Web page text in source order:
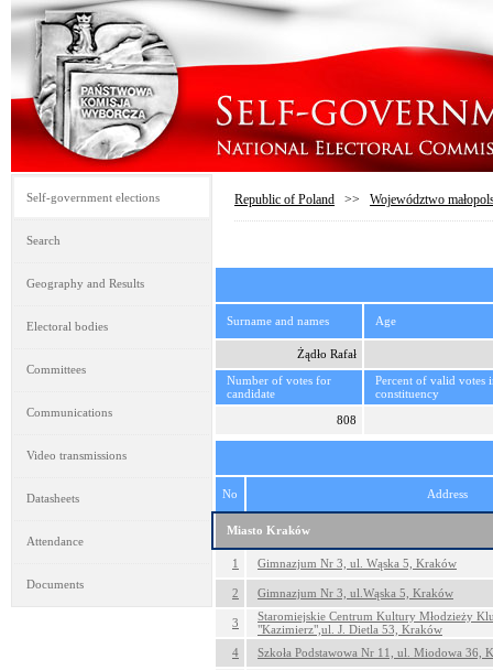
Self-government elections
Search
Geography and Results
Electoral bodies
Committees
Communications
Video transmissions
Datasheets
Attendance
Documents
Republic of Poland >> Województwo
Surname and names Age
Żądło Rafał
Number of votes for
candidate
Percent of valid votes
constituency
808
No Address
Miasto Kraków
1 Gimnazjum Nr 3, ul. Wąska 5, Kraków
2 Gimnazjum Nr 3, ul.Wąska 5, Kraków
3
Staromiejskie Centrum Kultury Młodzieży
"Kazimierz",ul. J. Dietla 53, Kraków
4
Szkoła Podstawowa Nr 11, ul. Miodowa 36,